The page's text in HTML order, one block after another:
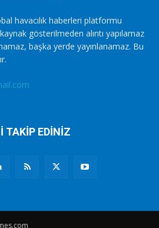
havacılık haberleri platformu
gösterilmeden alıntı yapılamaz
başka yerde yayınlanamaz. Bu
TAKİP EDİNİZ